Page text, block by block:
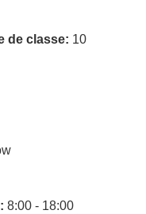
de classe: 10
8:00 - 18:00